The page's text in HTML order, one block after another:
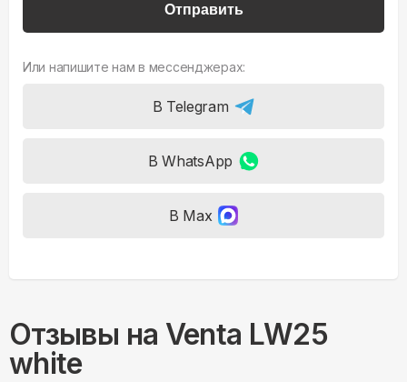
Отправить
Или напишите нам в мессенджерах:
В Telegram
В WhatsApp
В Max
Отзывы на Venta LW25
white